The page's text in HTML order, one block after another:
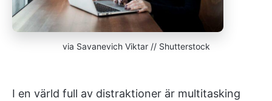
via Savanevich Viktar // Shutterstock
I en värld full av distraktioner är multitasking